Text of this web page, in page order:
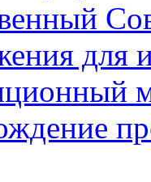
для